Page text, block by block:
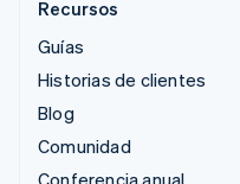
Recursos
Guías
Historias de clientes
Blog
Comunidad